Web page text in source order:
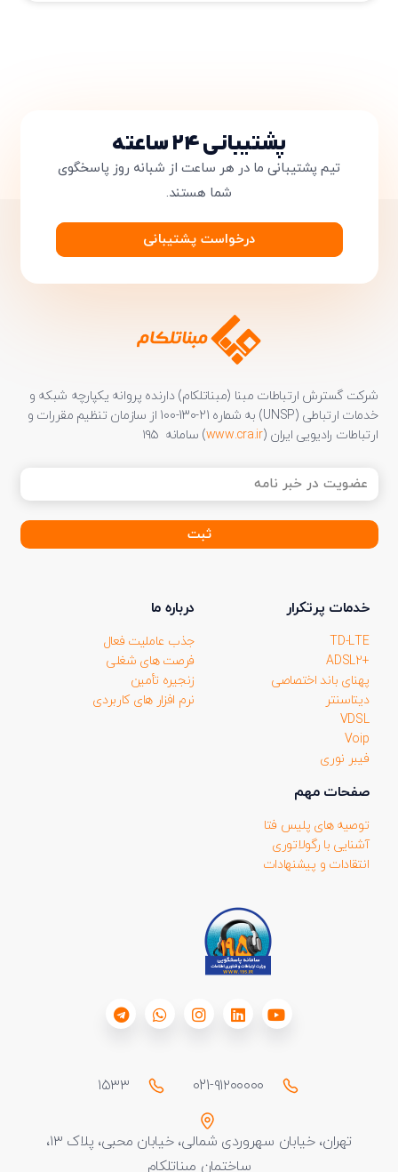
پشتیبانی ۲۴ ساعته
تیم پشتیبانی ما در هر ساعت از شبانه روز پاسخگوی
شما هستند.
درخواست پشتیبانی
شرکت گسترش ارتباطات مبنا (مبناتلکام) دارنده پروانه یکپارچه شبکه و
خدمات ارتباطی (UNSP) به شماره 21-130-100 از سازمان تنظیم مقررات و
ارتباطات رادیویی ایران (www.cra.ir) سامانه ۱۹۵
عضویت
در
خبر
نامه
خدمات پرتکرار
TD-LTE
+ADSL2
پهنای باند اختصاصی
دیتاسنتر
VDSL
Voip
فیبر نوری
درباره ما
جذب عاملیت فعال
فرصت های شغلی
زنجیره تأمین
نرم افزار های کاربردی
صفحات مهم
توصیه های پلیس فتا
آشنایی با رگولاتوری
انتقادات و پیشنهادات
021-۹۱۲۰۰۰۰۰ ۱۵۳۳
تهران، خیابان سهروردی شمالی، خیابان محبی، پلاک ۱۳،
ساختمان مبناتلکام